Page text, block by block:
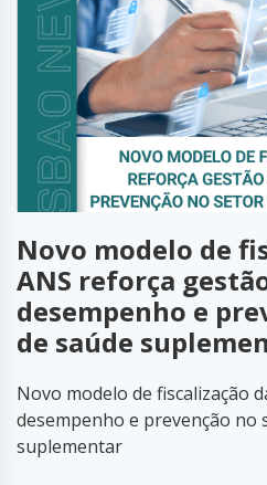
Novo modelo de
ANS reforça
desempenho e
de saúde
Novo modelo de fiscalização
desempenho e prevenção no
suplementar